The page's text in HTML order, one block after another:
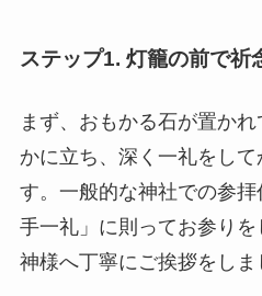
ステップ1. 灯籠の前で祈
まず、おもかる石が置か
かに立ち、深く一礼をし
す。一般的な神社での参
手一礼」に則ってお参り
神様へ丁寧にご挨拶をしま